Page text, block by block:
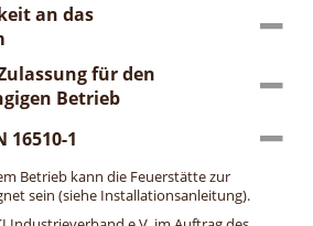
an das
für den
Betrieb
16510-1
Betrieb kann die Feuerstätte zur
sein (siehe Installationsanleitung).